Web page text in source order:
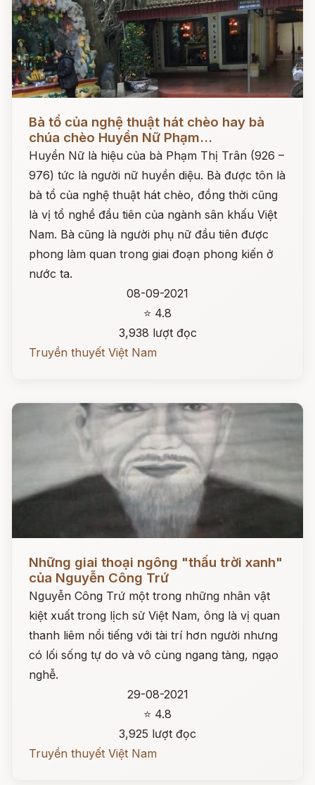
Đọc ngay
Bà tổ của nghệ thuật hát chèo hay bà
chúa chèo Huyền Nữ Phạm...
Huyền Nữ là hiệu của bà Phạm Thị Trân (926 –
976) tức là người nữ huyền diệu. Bà được tôn là
bà tổ của nghệ thuật hát chèo, đồng thời cũng
là vị tổ nghề đầu tiên của ngành sân khấu Việt
Nam. Bà cũng là người phụ nữ đầu tiên được
phong làm quan trong giai đoạn phong kiến ở
nước ta.
08-09-2021
⭐ 4.8
3,938 lượt đọc
Truyền thuyết Việt Nam
Những giai thoại ngông "thấu trời xanh"
của Nguyễn Công Trứ
Nguyễn Công Trứ một trong những nhân vật
kiệt xuất trong lịch sử Việt Nam, ông là vị quan
thanh liêm nổi tiếng với tài trí hơn người nhưng
có lối sống tự do và vô cùng ngang tàng, ngạo
nghễ.
29-08-2021
⭐ 4.8
3,925 lượt đọc
Truyền thuyết Việt Nam